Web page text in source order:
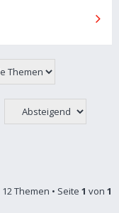
12 Themen • Seite 1 von 1